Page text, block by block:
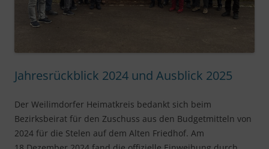
Jahresrückblick 2024 und Ausblick 2025
Der Weilimdorfer Heimatkreis bedankt sich beim
Bezirksbeirat für den Zuschuss aus den Budgetmitteln von
2024 für die Stelen auf dem Alten Friedhof. Am